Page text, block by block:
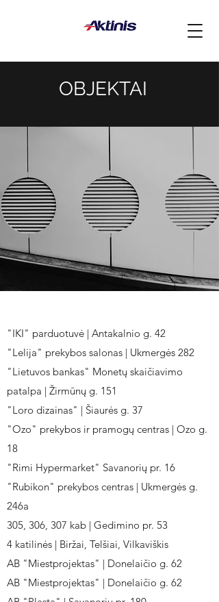
OBJEKTAI
"IKI" parduotuvė | Antakalnio g. 42
"Lelija" prekybos salonas | Ukmergės 282
"Lietuvos bankas" Monetų skaičiavimo
patalpa | Žirmūnų g. 151
"Loro dizainas" | Šiaurės g. 37
"Ozo" prekybos ir pramogų centras | Ozo g.
18
"Rimi Hypermarket" Savanorių pr. 16
"Rubikon" prekybos centras | Ukmergės g.
246a
305, 306, 307 kab | Gedimino pr. 53
4 katilinės | Biržai, Telšiai, Vilkaviškis
AB "Miestprojektas" | Donelaičio g. 62
AB "Miestprojektas" | Donelaičio g. 62